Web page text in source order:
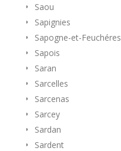
Saou
Sapignies
Sapogne-et-Feuchéres
Sapois
Saran
Sarcelles
Sarcenas
Sarcey
Sardan
Sardent